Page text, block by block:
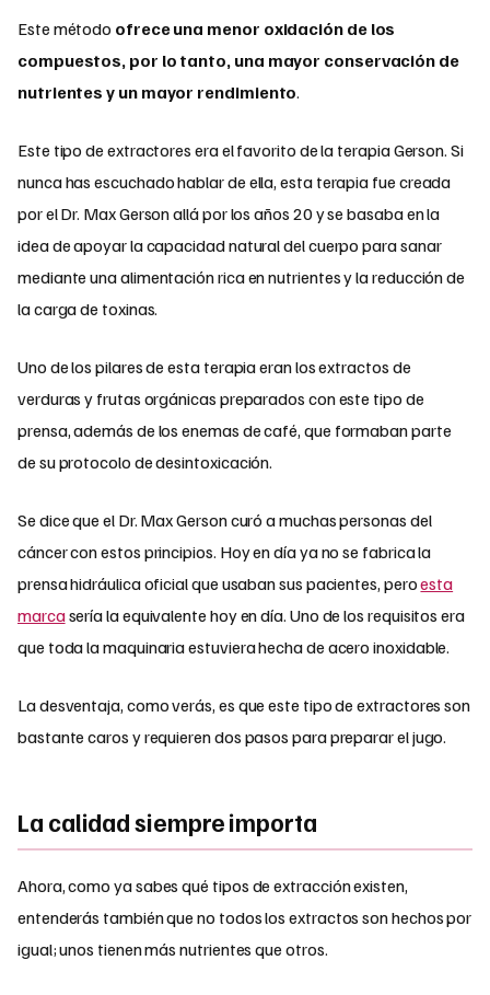
Este método ofrece una menor oxidación de los
compuestos, por lo tanto, una mayor conservación de
nutrientes y un mayor rendimiento.
Este tipo de extractores era el favorito de la terapia Gerson. Si
nunca has escuchado hablar de ella, esta terapia fue creada
por el Dr. Max Gerson allá por los años 20 y se basaba en la
idea de apoyar la capacidad natural del cuerpo para sanar
mediante una alimentación rica en nutrientes y la reducción de
la carga de toxinas.
Uno de los pilares de esta terapia eran los extractos de
verduras y frutas orgánicas preparados con este tipo de
prensa, además de los enemas de café, que formaban parte
de su protocolo de desintoxicación.
Se dice que el Dr. Max Gerson curó a muchas personas del
cáncer con estos principios. Hoy en día ya no se fabrica la
prensa hidráulica oficial que usaban sus pacientes, peroesta
marcasería la equivalente hoy en día. Uno de los requisitos era
que toda la maquinaria estuviera hecha de acero inoxidable.
La desventaja, como verás, es que este tipo de extractores son
bastante caros y requieren dos pasos para preparar el jugo.
La calidad siempre importa
Ahora, como ya sabes qué tipos de extracción existen,
entenderás también que no todos los extractos son hechos por
igual; unos tienen más nutrientes que otros.